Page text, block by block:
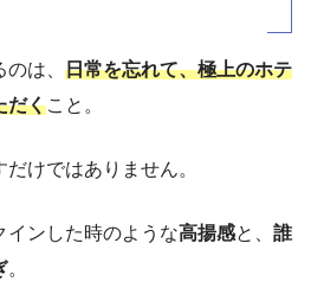
は、 日常を忘れて、極上のホテ
だくこと。
けではありません。
インした時のような高揚感と、 誰
。